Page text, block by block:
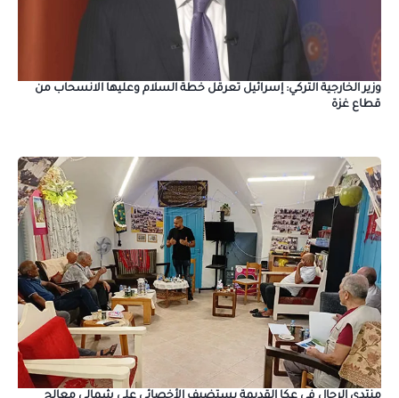
وزير الخارجية التركي: إسرائيل تعرقل خطة السلام وعليها الانسحاب من
قطاع غزة